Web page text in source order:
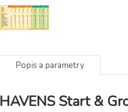
Popis a parametry
HAVENS Start &